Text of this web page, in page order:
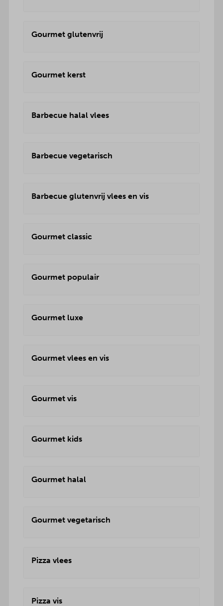
Gourmet glutenvrij
Gourmet kerst
Barbecue halal vlees
Barbecue vegetarisch
Barbecue glutenvrij vlees en vis
Gourmet classic
Gourmet populair
Gourmet luxe
Gourmet vlees en vis
Gourmet vis
Gourmet kids
Gourmet halal
Gourmet vegetarisch
Pizza vlees
Pizza vis